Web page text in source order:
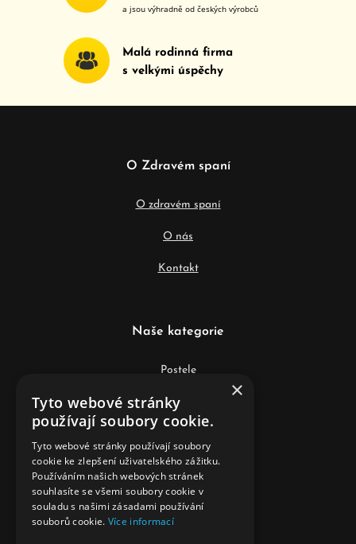
a jsou výhradně od českých výrobců
Malá rodinná firma
s velkými úspěchy
O Zdravém spaní
O zdravém spaní
O nás
Kontakt
Naše kategorie
Postele
Matrace
Lůžkoviny
Anatomické polštáře
×
Tyto webové stránky
používají soubory cookie.
Tyto webové stránky používají soubory
cookie ke zlepšení uživatelského zážitku.
Používáním našich webových stránek
souhlasíte se všemi soubory cookie v
souladu s našimi zásadami používání
souborů cookie. Více informací